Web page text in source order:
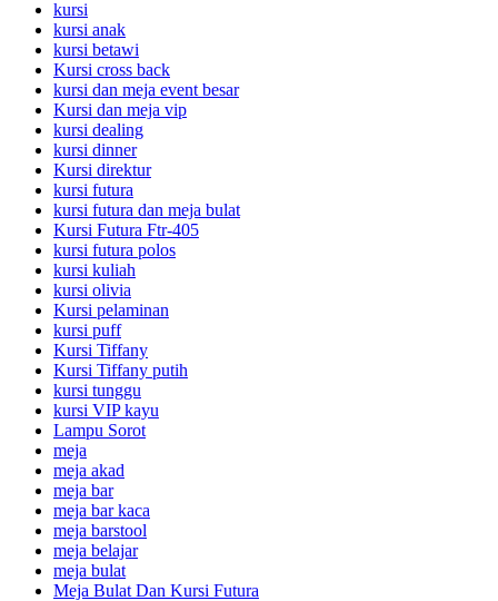
kursi
kursi anak
kursi betawi
Kursi cross back
kursi dan meja event besar
Kursi dan meja vip
kursi dealing
kursi dinner
Kursi direktur
kursi futura
kursi futura dan meja bulat
Kursi Futura Ftr-405
kursi futura polos
kursi kuliah
kursi olivia
Kursi pelaminan
kursi puff
Kursi Tiffany
Kursi Tiffany putih
kursi tunggu
kursi VIP kayu
Lampu Sorot
meja
meja akad
meja bar
meja bar kaca
meja barstool
meja belajar
meja bulat
Meja Bulat Dan Kursi Futura